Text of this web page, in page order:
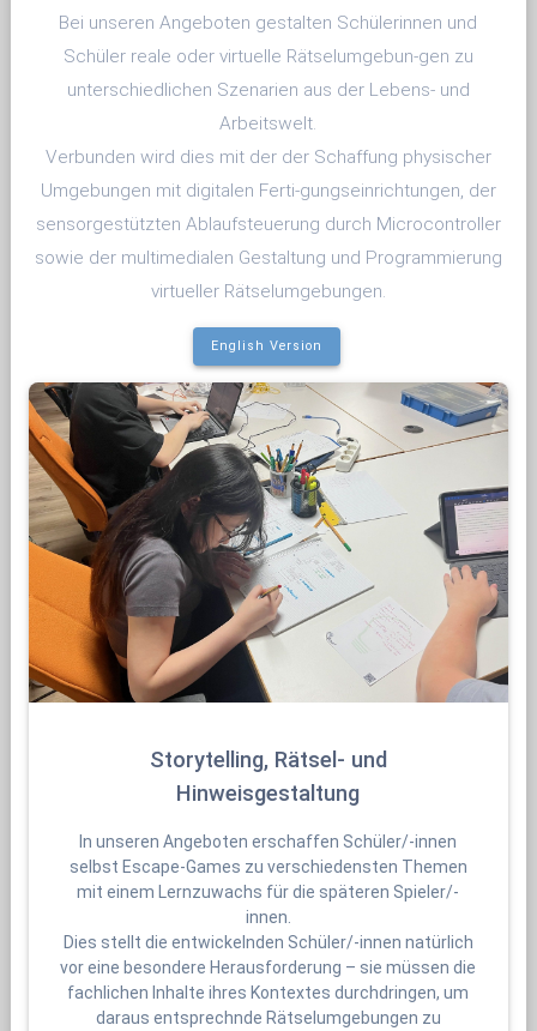
Bei unseren Angeboten gestalten Schülerinnen und
Schüler reale oder virtuelle Rätselumgebun-gen zu
unterschiedlichen Szenarien aus der Lebens- und
Arbeitswelt.
Verbunden wird dies mit der der Schaffung physischer
Umgebungen mit digitalen Ferti-gungseinrichtungen, der
sensorgestützten Ablaufsteuerung durch Microcontroller
sowie der multimedialen Gestaltung und Programmierung
virtueller Rätselumgebungen.
English Version
Storytelling, Rätsel- und
Hinweisgestaltung
In unseren Angeboten erschaffen Schüler/-innen
selbst Escape-Games zu verschiedensten Themen
mit einem Lernzuwachs für die späteren Spieler/-
innen.
Dies stellt die entwickelnden Schüler/-innen natürlich
vor eine besondere Herausforderung – sie müssen die
fachlichen Inhalte ihres Kontextes durchdringen, um
daraus entsprechnde Rätselumgebungen zu